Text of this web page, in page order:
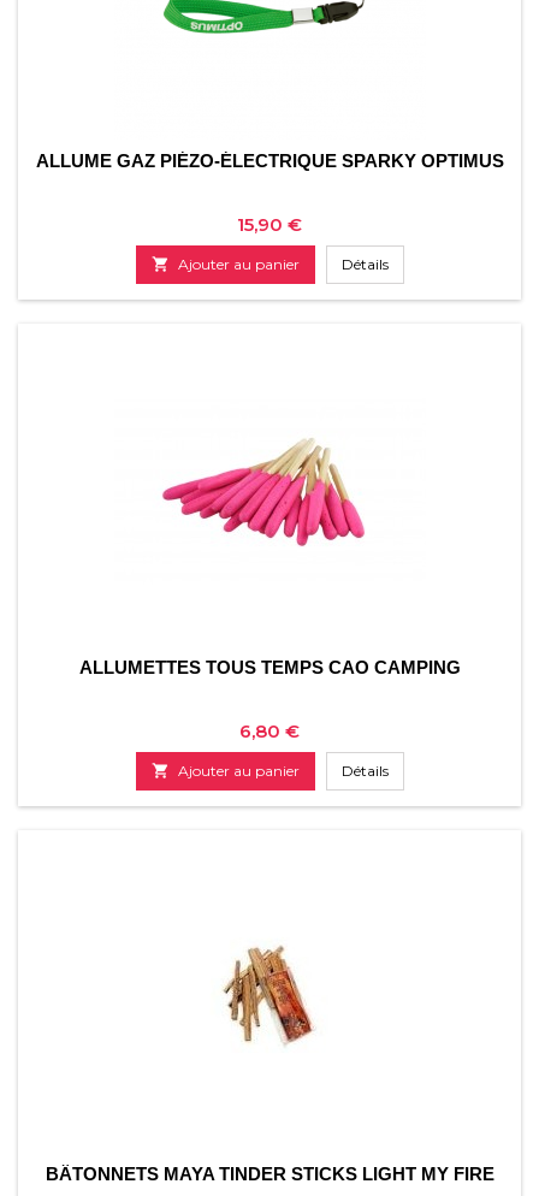
ALLUME GAZ PIÉZO-ÉLECTRIQUE SPARKY OPTIMUS
Prix
15,90 €
 Ajouter au panier Détails
ALLUMETTES TOUS TEMPS CAO CAMPING
Prix
6,80 €
 Ajouter au panier Détails
BÂTONNETS MAYA TINDER STICKS LIGHT MY FIRE